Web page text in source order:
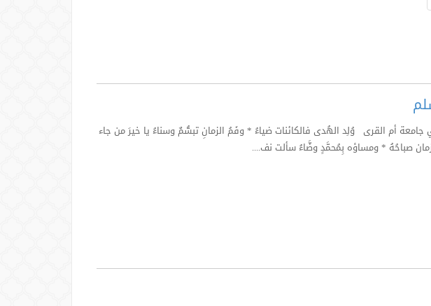
أم القرى وُلِد الهُدى فالكائنات ضياءُ * وفَمُ الزمانِ تبسُّمٌ وسناءُ يا خيرَ من جاء
صباحُهُ * ومساؤه بِمُحمَّدٍ وضَّاءُ سألت نف....